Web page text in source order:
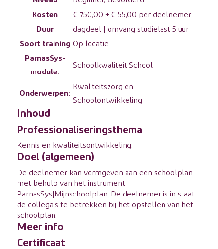
Kosten
€ 750,00 + € 55,00 per deelnemer
Duur
dagdeel | omvang studielast 5 uur
Soort training Op locatie
ParnasSys-
module:
Schoolkwaliteit School
Onderwerpen:
Kwaliteitszorg en
Schoolontwikkeling
Inhoud
Professionaliseringsthema
Kennis en kwaliteitsontwikkeling.
Doel (algemeen)
De deelnemer kan vormgeven aan een schoolplan
met behulp van het instrument
ParnasSys|Mijnschoolplan. De deelnemer is in staat
de collega’s te betrekken bij het opstellen van het
schoolplan.
Meer info
Certificaat